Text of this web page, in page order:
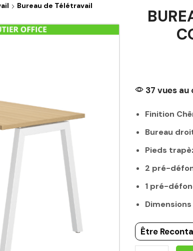
Bureau de Télétravail
37 vues au
Finition
Bureau
Pieds
2 pré-
1 pré-
Être